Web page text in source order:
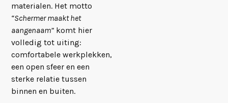
materialen. Het motto
“Schermer maakt het
aangenaam” komt hier
volledig tot uiting:
comfortabele werkplekken,
een open sfeer en een
sterke relatie tussen
binnen en buiten.